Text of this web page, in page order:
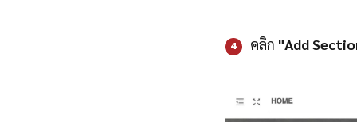
4 คลิก "Add